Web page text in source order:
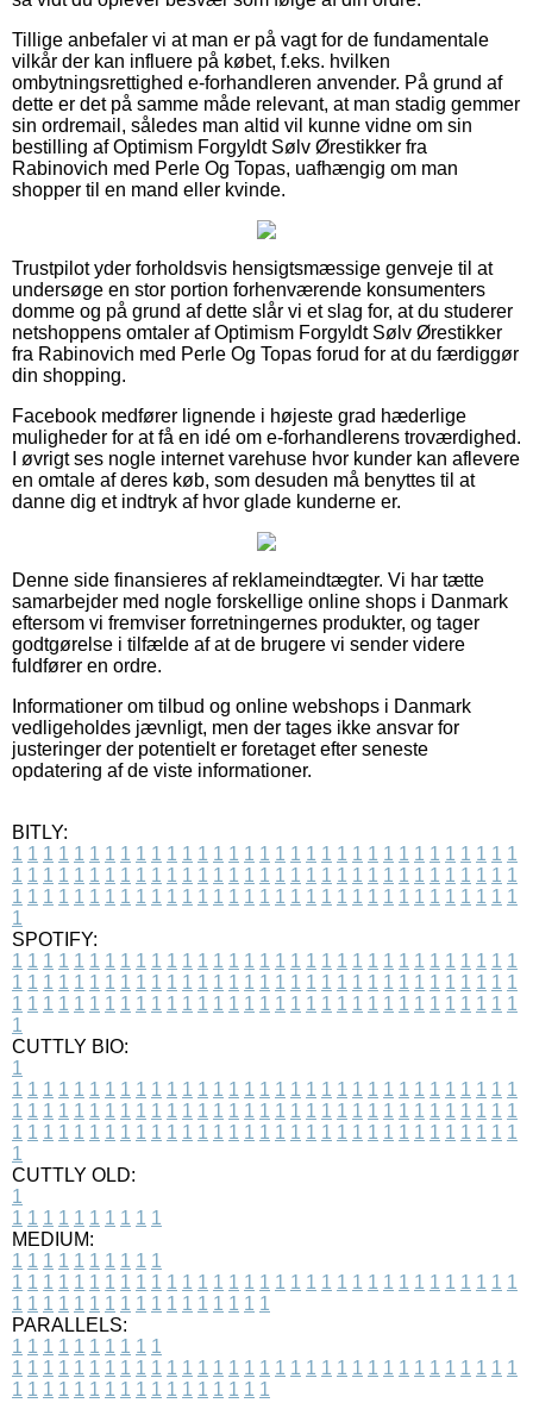
Tillige anbefaler vi at man er på vagt for de fundamentale
vilkår der kan influere på købet, f.eks. hvilken
ombytningsrettighed e-forhandleren anvender. På grund af
dette er det på samme måde relevant, at man stadig gemmer
sin ordremail, således man altid vil kunne vidne om sin
bestilling af Optimism Forgyldt Sølv Ørestikker fra
Rabinovich med Perle Og Topas, uafhængig om man
shopper til en mand eller kvinde.
Trustpilot yder forholdsvis hensigtsmæssige genveje til at
undersøge en stor portion forhenværende konsumenters
domme og på grund af dette slår vi et slag for, at du studerer
netshoppens omtaler af Optimism Forgyldt Sølv Ørestikker
fra Rabinovich med Perle Og Topas forud for at du færdiggør
din shopping.
Facebook medfører lignende i højeste grad hæderlige
muligheder for at få en idé om e-forhandlerens troværdighed.
I øvrigt ses nogle internet varehuse hvor kunder kan aflevere
en omtale af deres køb, som desuden må benyttes til at
danne dig et indtryk af hvor glade kunderne er.
Denne side finansieres af reklameindtægter. Vi har tætte
samarbejder med nogle forskellige online shops i Danmark
eftersom vi fremviser forretningernes produkter, og tager
godtgørelse i tilfælde af at de brugere vi sender videre
fuldfører en ordre.
Informationer om tilbud og online webshops i Danmark
vedligeholdes jævnligt, men der tages ikke ansvar for
justeringer der potentielt er foretaget efter seneste
opdatering af de viste informationer.
BITLY:
1 1 1 1 1 1 1 1 1 1 1 1 1 1 1 1 1 1 1 1 1 1 1 1 1 1 1 1 1 1 1 1 1
1 1 1 1 1 1 1 1 1 1 1 1 1 1 1 1 1 1 1 1 1 1 1 1 1 1 1 1 1 1 1 1 1
1 1 1 1 1 1 1 1 1 1 1 1 1 1 1 1 1 1 1 1 1 1 1 1 1 1 1 1 1 1 1 1 1
1
SPOTIFY:
1 1 1 1 1 1 1 1 1 1 1 1 1 1 1 1 1 1 1 1 1 1 1 1 1 1 1 1 1 1 1 1 1
1 1 1 1 1 1 1 1 1 1 1 1 1 1 1 1 1 1 1 1 1 1 1 1 1 1 1 1 1 1 1 1 1
1 1 1 1 1 1 1 1 1 1 1 1 1 1 1 1 1 1 1 1 1 1 1 1 1 1 1 1 1 1 1 1 1
1
CUTTLY BIO:
1
1 1 1 1 1 1 1 1 1 1 1 1 1 1 1 1 1 1 1 1 1 1 1 1 1 1 1 1 1 1 1 1 1
1 1 1 1 1 1 1 1 1 1 1 1 1 1 1 1 1 1 1 1 1 1 1 1 1 1 1 1 1 1 1 1 1
1 1 1 1 1 1 1 1 1 1 1 1 1 1 1 1 1 1 1 1 1 1 1 1 1 1 1 1 1 1 1 1 1
1
CUTTLY OLD:
1
1 1 1 1 1 1 1 1 1 1
MEDIUM:
1 1 1 1 1 1 1 1 1 1
1 1 1 1 1 1 1 1 1 1 1 1 1 1 1 1 1 1 1 1 1 1 1 1 1 1 1 1 1 1 1 1 1
1 1 1 1 1 1 1 1 1 1 1 1 1 1 1 1 1
PARALLELS:
1 1 1 1 1 1 1 1 1 1
1 1 1 1 1 1 1 1 1 1 1 1 1 1 1 1 1 1 1 1 1 1 1 1 1 1 1 1 1 1 1 1 1
1 1 1 1 1 1 1 1 1 1 1 1 1 1 1 1 1